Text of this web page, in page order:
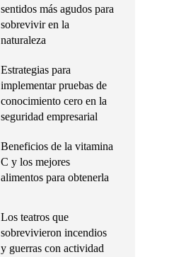
sentidos más agudos para
sobrevivir en la
naturaleza
Estrategias para
implementar pruebas de
conocimiento cero en la
seguridad empresarial
Beneficios de la vitamina
C y los mejores
alimentos para obtenerla
Los teatros que
sobrevivieron incendios
y guerras con actividad